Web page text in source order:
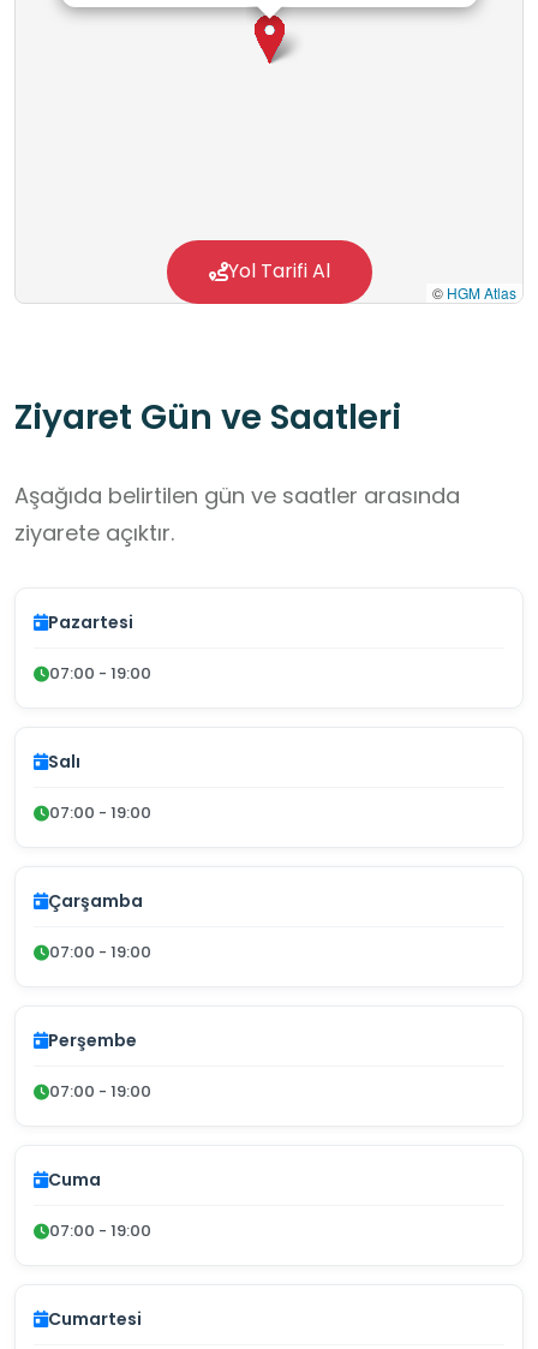
© HGM Atlas
Yol Tarifi Al
Ziyaret Gün ve Saatleri
Aşağıda belirtilen gün ve saatler arasında
ziyarete açıktır.
Pazartesi
07:00 - 19:00
Salı
07:00 - 19:00
Çarşamba
07:00 - 19:00
Perşembe
07:00 - 19:00
Cuma
07:00 - 19:00
Cumartesi